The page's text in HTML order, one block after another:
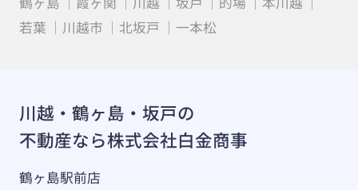
若葉
川越市 北坂戸 一本松
川越・鶴ヶ島・坂戸の
不動産なら株式会社白金商事
鶴ヶ島駅前店